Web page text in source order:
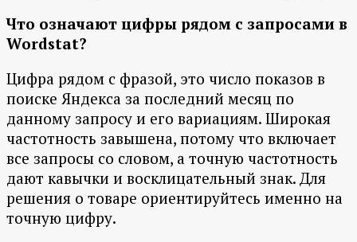
Что означают цифры рядом с запросами в
Wordstat?
Цифра рядом с фразой, это число показов в
поиске Яндекса за последний месяц по
данному запросу и его вариациям. Широкая
частотность завышена, потому что включает
все запросы со словом, а точную частотность
дают кавычки и восклицательный знак. Для
решения о товаре ориентируйтесь именно на
точную цифру.